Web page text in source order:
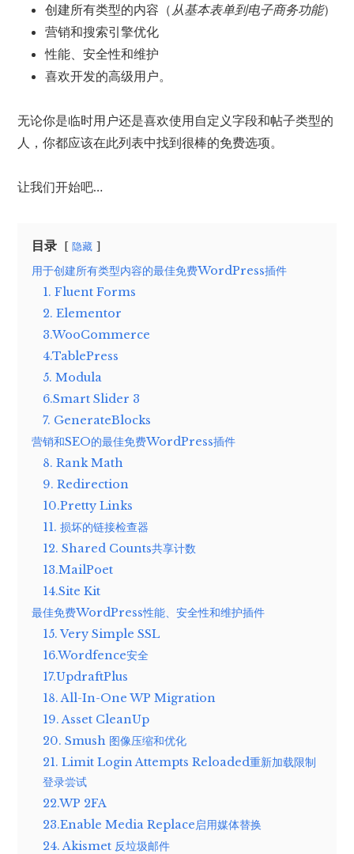
创建所有类型的内容（ 从基本表单到电子商务功能）
营销和搜索引擎优化
性能、安全性和维护
喜欢开发的高级用户。
无论你是临时用户还是喜欢使用自定义字段和帖子类型的
人，你都应该在此列表中找到很棒的免费选项。
让我们开始吧…
目录 隐藏
用于创建所有类型内容的最佳免费WordPress插件
1. Fluent Forms
2. Elementor
3.WooCommerce
4.TablePress
5. Modula
6.Smart Slider 3
7. GenerateBlocks
营销和SEO的最佳免费WordPress插件
8. Rank Math
9. Redirection
10.Pretty Links
11. 损坏的链接检查器
12. Shared Counts共享计数
13.MailPoet
14.Site Kit
最佳免费WordPress性能、安全性和维护插件
15. Very Simple SSL
16.Wordfence安全
17.UpdraftPlus
18. All-In-One WP Migration
19. Asset CleanUp
20. Smush 图像压缩和优化
21. Limit Login Attempts Reloaded重新加载限制
登录尝试
22.WP 2FA
23.Enable Media Replace启用媒体替换
24. Akismet 反垃圾邮件